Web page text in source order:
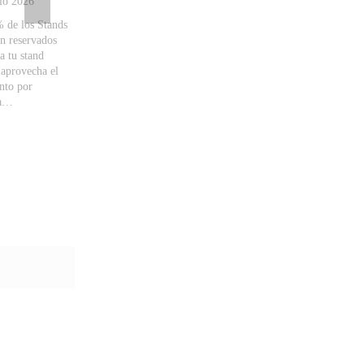
de los Stands
reservados
tu stand
el
por